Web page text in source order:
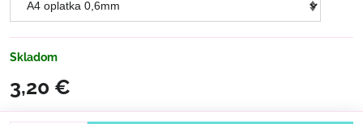
Skladom
3,20 €